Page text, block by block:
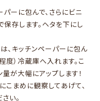
ーに包んで、さらにビニ
存します。ヘタを下にし
、キッチンペーパーに包ん
度）冷蔵庫へ入れます。こ
が大幅にアップします！
こまめに観察してあげて、
い。